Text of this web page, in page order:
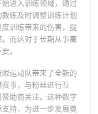
进入训练领域，通过
练及时调整训练计划
训练带来的伤害，提
而这对于长期从事高
。
运动队带来了全新的
事，与粉丝进行互
助商关注。这种数字
持，为进一步发展奠